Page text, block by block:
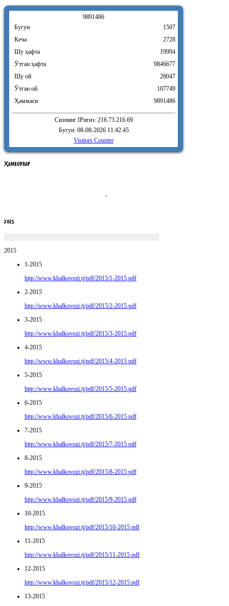
9891486
Бугун
Кеча
Шу ҳафта
Ӯтган ҳафта
Шу ой
Ӯтган ой
Ҳаммаси
1507
2728
19994
9846677
28047
107749
9891486
Сизнинг IPнгиз: 216.73.216.69
Бугун: 08-08-2026 11:42:45
Visitors Counter
ҲАМКОРЛАР
2015
2015
1-2015
http://www.khalkovozi.tj/pdf/2015/1-2015.pdf
2-2015
http://www.khalkovozi.tj/pdf/2015/2-2015.pdf
3-2015
http://www.khalkovozi.tj/pdf/2015/3-2015.pdf
4-2015
http://www.khalkovozi.tj/pdf/2015/4-2015.pdf
5-2015
http://www.khalkovozi.tj/pdf/2015/5-2015.pdf
6-2015
http://www.khalkovozi.tj/pdf/2015/6-2015.pdf
7-2015
http://www.khalkovozi.tj/pdf/2015/7-2015.pdf
8-2015
http://www.khalkovozi.tj/pdf/2015/8-2015.pdf
9-2015
http://www.khalkovozi.tj/pdf/2015/9-2015.pdf
10-2015
http://www.khalkovozi.tj/pdf/2015/10-2015.pdf
11-2015
http://www.khalkovozi.tj/pdf/2015/11-2015.pdf
12-2015
http://www.khalkovozi.tj/pdf/2015/12-2015.pdf
13-2015